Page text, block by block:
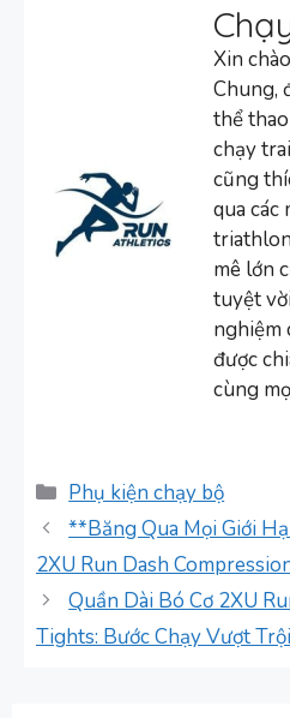
Xin
Chung,
thể
chạy
cũng
qua các
mê lớn
tuyệt
nghiệm
được
cùng
Danh
mục
Phụ kiện chạy bộ
**Băng Qua Mọi Giới
2XU Run Dash
Quần Dài Bó Cơ 2XU
Tights: Bước Chạy Vượt